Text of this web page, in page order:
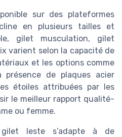
sur des plateformes
en plusieurs tailles et
gilet musculation, gilet
varient selon la capacité de
et les options comme
de plaques acier
étoiles attribuées par les
le meilleur rapport qualité-
ou femme.
leste s’adapte à de